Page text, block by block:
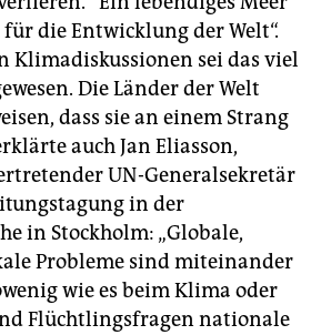
die Entwicklung der Welt“.
Klimadiskussionen sei das viel
Die Länder der Welt
dass sie an einem Strang
auch Jan Eliasson,
UN-Generalsekretär
in der
in Stockholm: „Globale,
Probleme sind miteinander
wie es beim Klima oder
Flüchtlingsfragen nationale